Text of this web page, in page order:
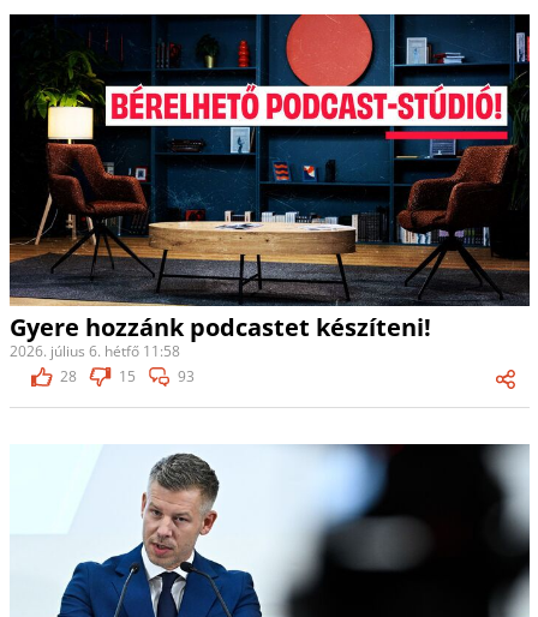
Gyere hozzánk podcastet készíteni!
2026. július 6. hétfő 11:58
28
15 93